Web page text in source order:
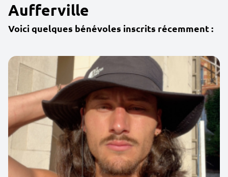
Aufferville
Voici quelques bénévoles inscrits récemment :